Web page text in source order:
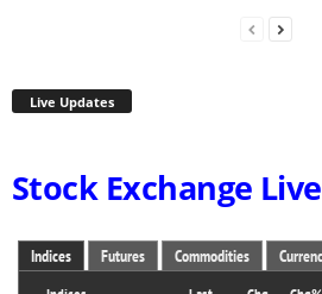
Live Updates
Stock Exchange Live